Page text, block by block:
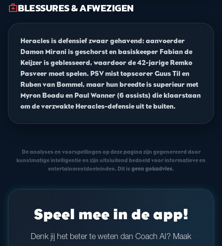
medical_servicesBLESSURES & AFWEZIGEN
Heracles is defensief zwaar gehavend: aanvoerder
Damon Mirani is geschorst en basiskeeper Fabian de
Keijzer is geblesseerd, waardoor de 42-jarige Remko
Pasveer moet spelen. PSV mist topscorer Guus Til en
Ruben van Bommel, maar hun breedte is superieur met
Myron Boadu en Paul Wanner (6 assists) die klaarstaan
om de verzwakte Heracles-defensie uit te buiten.
De analyses en voorspellingen op deze pagina zijn gegenereerd door
kunstmatige intelligentie en zijn uitsluitend bedoeld voor informatieve en
entertainmentdoeleinden. Dit is geen gokadvies.
Speel mee in de app!
Denk jij het beter te weten dan Coach AI? Maak